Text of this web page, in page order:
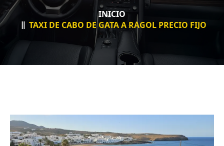
INICIO
TAXI DE CABO DE GATA A RÁGOL PRECIO FIJO